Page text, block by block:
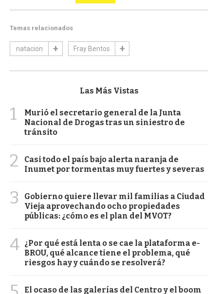
Temas relacionados
natacion Fray Bentos
Las Más Vistas
1
Murió el secretario general de la Junta
Nacional de Drogas tras un siniestro de
tránsito
2
Casi todo el país bajo alerta naranja de
Inumet por tormentas muy fuertes y severas
3
Gobierno quiere llevar mil familias a Ciudad
Vieja aprovechando ocho propiedades
públicas: ¿cómo es el plan del MVOT?
4 ¿Por qué está lenta o se cae la plataforma e-
BROU, qué alcance tiene el problema, qué
riesgos hay y cuándo se resolverá?
El ocaso de las galerías del Centro y el boom